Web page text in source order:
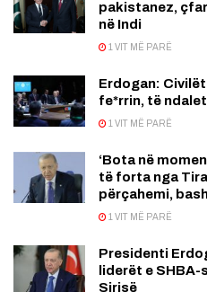
pakistanez,
në Indi
1 VIT MË PARË
Erdogan:
fe*rrin, të
1 VIT MË PARË
‘Bota në
të forta nga
përçahemi,
1 VIT MË PARË
Presidenti
liderët e
Sirisë